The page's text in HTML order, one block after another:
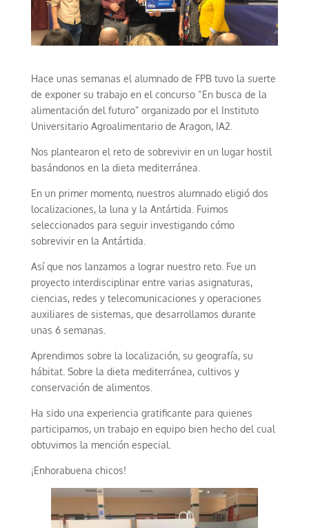
Hace unas semanas el alumnado de FPB tuvo la suerte
de exponer su trabajo en el concurso “En busca de la
alimentación del futuro” organizado por el Instituto
Universitario Agroalimentario de Aragon, IA2.
Nos plantearon el reto de sobrevivir en un lugar hostil
basándonos en la dieta mediterránea.
En un primer momento, nuestros alumnado eligió dos
localizaciones, la luna y la Antártida. Fuimos
seleccionados para seguir investigando cómo
sobrevivir en la Antártida.
Así que nos lanzamos a lograr nuestro reto. Fue un
proyecto interdisciplinar entre varias asignaturas,
ciencias, redes y telecomunicaciones y operaciones
auxiliares de sistemas, que desarrollamos durante
unas 6 semanas.
Aprendimos sobre la localización, su geografía, su
hábitat. Sobre la dieta mediterránea, cultivos y
conservación de alimentos.
Ha sido una experiencia gratificante para quienes
participamos, un trabajo en equipo bien hecho del cual
obtuvimos la mención especial.
¡Enhorabuena chicos!